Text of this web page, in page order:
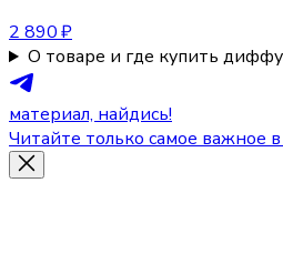
2 890 ₽
О товаре и где купить
материал, найдись!
Читайте только самое важное